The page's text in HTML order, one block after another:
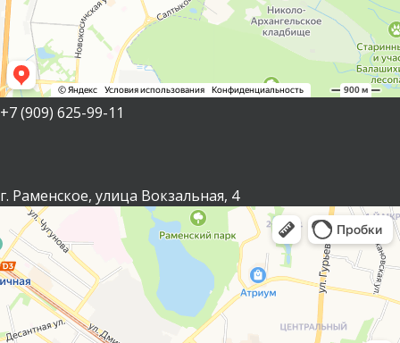
+7 (909) 625-99-11
г. Раменское, улица Вокзальная, 4